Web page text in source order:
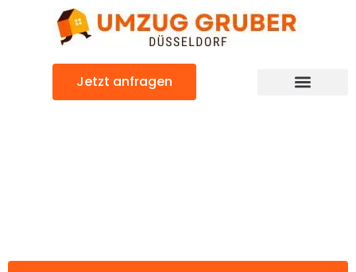
Jetzt anfragen